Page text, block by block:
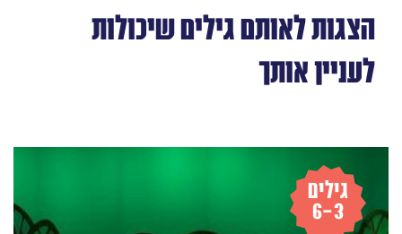
הצגות לאותם גילים שיכולות
לעניין אותך